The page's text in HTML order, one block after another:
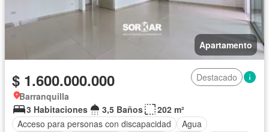
Apartamento
$ 1.600.000.000
Destacado
Barranquilla
3 Habitaciones
3,5 Baños
202 m²
Acceso para personas con discapacidad
Agua